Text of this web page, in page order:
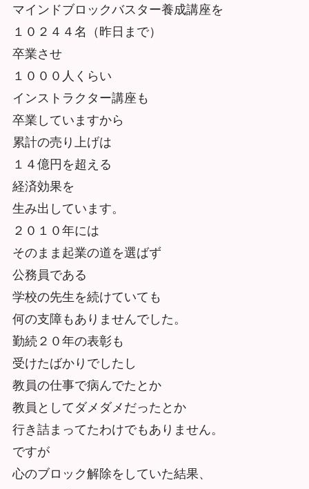
マインドブロックバスター養成講座を
１０２４４名（昨日まで）
卒業させ
１０００人くらい
インストラクター講座も
卒業していますから
累計の売り上げは
１４億円を超える
経済効果を
生み出しています。
２０１０年には
そのまま起業の道を選ばず
公務員である
学校の先生を続けていても
何の支障もありませんでした。
勤続２０年の表彰も
受けたばかりでしたし
教員の仕事で病んでたとか
教員としてダメダメだったとか
行き詰まってたわけでもありません。
ですが
心のブロック解除をしていた結果、